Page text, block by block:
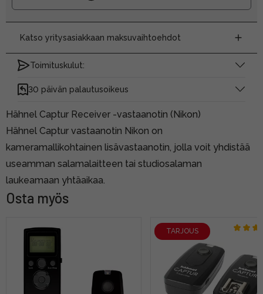
Katso yritysasiakkaan maksuvaihtoehdot
Toimituskulut:
30 päivän palautusoikeus
Hähnel Captur Receiver -vastaanotin (Nikon)
Hähnel Captur vastaanotin Nikon on
kameramallikohtainen lisävastaanotin, jolla voit yhdistää
useamman salamalaitteen tai studiosalaman
laukeamaan yhtäaikaa.
Osta myös
TARJOUS